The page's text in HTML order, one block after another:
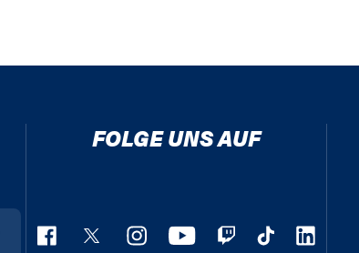
FOLGE UNS AUF